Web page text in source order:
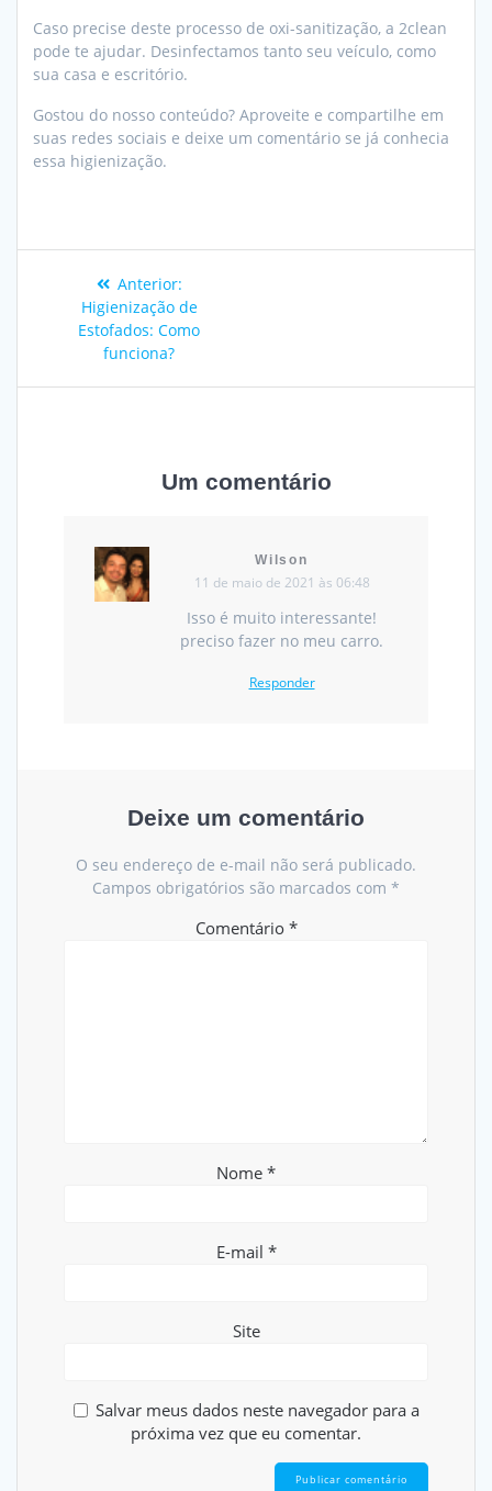
Caso precise deste processo de oxi-sanitização, a 2clean
pode te ajudar. Desinfectamos tanto seu veículo, como
sua casa e escritório.
Gostou do nosso conteúdo? Aproveite e compartilhe em
suas redes sociais e deixe um comentário se já conhecia
essa higienização.
Anterior:
Higienização de
Estofados: Como
funciona?
Um comentário
Wilson
11 de maio de 2021 às 06:48
Isso é muito interessante!
preciso fazer no meu carro.
Responder
Deixe um comentário
O seu endereço de e-mail não será publicado.
Campos obrigatórios são marcados com *
Comentário *
Nome *
E-mail *
Site
Salvar meus dados neste navegador para a
próxima vez que eu comentar.